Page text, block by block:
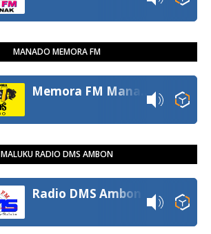
MANADO MEMORA FM
MALUKU RADIO DMS AMBON
Radio DMS Ambon